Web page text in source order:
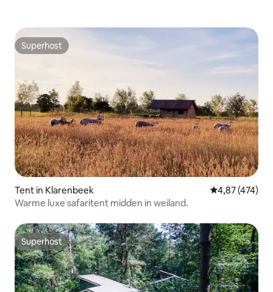
Superhost
Superhost
Tent in Klarenbeek Gemiddelde
4,87 (474)
Warme luxe safaritent midden in weiland.
Superhost
Superhost